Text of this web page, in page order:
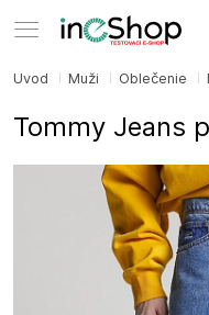
Úvod Muži Oblečenie
Tommy Jeans